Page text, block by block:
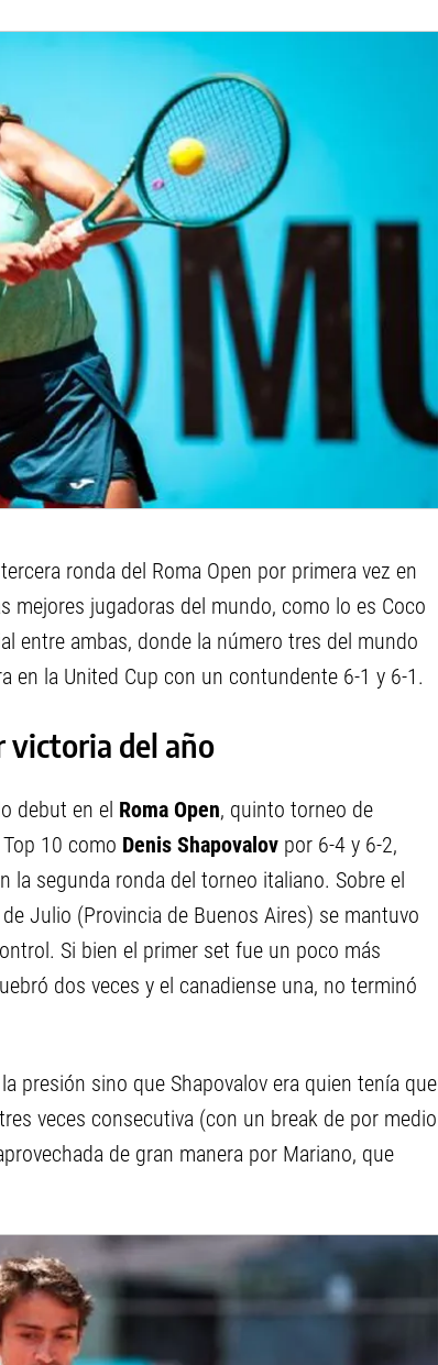
ronda del Roma Open por primera vez en
mejores jugadoras del mundo, como lo es Coco
entre ambas, donde la número tres del mundo
en la United Cup con un contundente 6-1 y 6-1.
victoria del año
debut en el Roma Open, quinto torneo de
10 como Denis Shapovalov por 6-4 y 6-2,
la segunda ronda del torneo italiano. Sobre el
Julio (Provincia de Buenos Aires) se mantuvo
Si bien el primer set fue un poco más
dos veces y el canadiense una, no terminó
presión sino que Shapovalov era quien tenía que
veces consecutiva (con un break de por medio
de gran manera por Mariano, que